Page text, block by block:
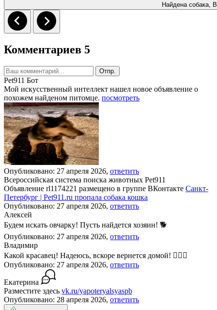
Найдена собака,
Комментариев 5
Отпр.
Pet911 Бот
Мой искусственный интеллект нашел новое объявление о
похожем найденом питомце. посмотреть
Опубликовано: 27 апреля 2026, ответить
Всероссийская система поиска животных Pet911
Объявление rl1174221 размещено в группе ВКонтакте Санкт-
Петербург | Pet911.ru пропала собака кошка
Опубликовано: 27 апреля 2026, ответить
Алексей
Будем искать овчарку! Пусть найдется хозяин! 🐕
Опубликовано: 27 апреля 2026, ответить
Владимир
Какой красавец! Надеюсь, вскоре вернется домой! 🐕‍🦺🙏
Опубликовано: 27 апреля 2026, ответить
Екатерина
Разместите здесь vk.ru/yapoteryalsyaspb
Опубликовано: 28 апреля 2026, ответить